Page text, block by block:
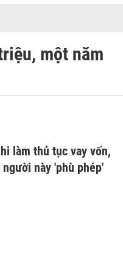
một năm
làm thủ tục vay vốn,
này 'phù phép'